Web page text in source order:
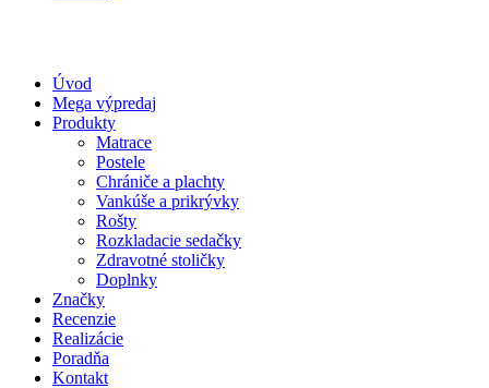
Úvod
Mega výpredaj
Produkty
Matrace
Postele
Chrániče a plachty
Vankúše a prikrývky
Rošty
Rozkladacie sedačky
Zdravotné stoličky
Doplnky
Značky
Recenzie
Realizácie
Poradňa
Kontakt